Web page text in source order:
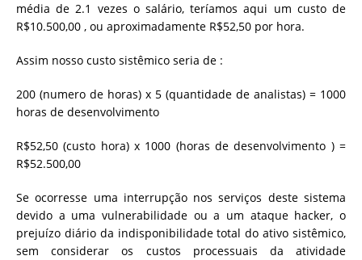
média de 2.1 vezes o salário, teríamos aqui um custo de
R$10.500,00 , ou aproximadamente R$52,50 por hora.
Assim nosso custo sistêmico seria de :
200 (numero de horas) x 5 (quantidade de analistas) = 1000
horas de desenvolvimento
R$52,50 (custo hora) x 1000 (horas de desenvolvimento ) =
R$52.500,00
Se ocorresse uma interrupção nos serviços deste sistema
devido a uma vulnerabilidade ou a um ataque hacker, o
prejuízo diário da indisponibilidade total do ativo sistêmico,
sem considerar os custos processuais da atividade